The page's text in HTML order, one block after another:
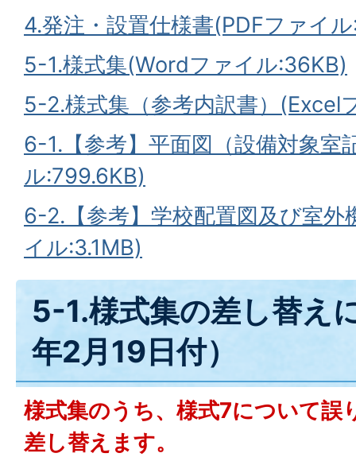
4.発注・設置仕様書(PDFファイ
5-1.様式集(Wordファイル:36KB)
5-2.様式集（参考内訳書）(Excel
6-1.【参考】平面図（設備対象室
ル:799.6KB)
6-2.【参考】学校配置図及び室外
イル:3.1MB)
5-1.様式集の差し替え
年2月19日付）
様式集のうち、様式7について誤
差し替えます。